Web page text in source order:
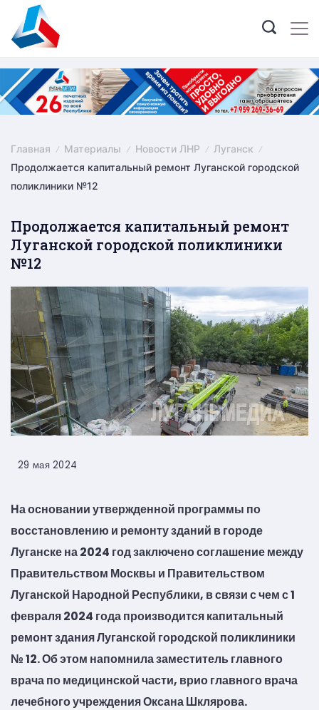
content
Главная Материалы Новости ЛНР
Луганск
Продолжается капитальный ремонт Луганской городской
поликлиники №12
Продолжается капитальный ремонт
Луганской городской поликлиники
№12
29 мая 2024
На основании утвержденной программы по
восстановлению и ремонту зданий в городе
Луганске на 2024 год заключено соглашение между
Правительством Москвы и Правительством
Луганской Народной Республики, в связи с чем с 1
февраля 2024 года производится капитальный
ремонт здания Луганской городской поликлиники
№ 12. Об этом напомнила заместитель главного
врача по медицинской части, врио главного врача
лечебного учреждения Оксана Шклярова.